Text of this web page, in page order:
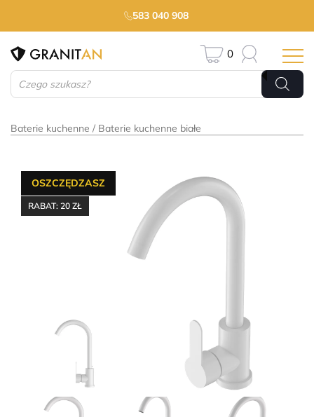
583 040 908
Wyszukiwarka
produktów
0
Baterie kuchenne Baterie kuchenne białe
OSZCZĘDZASZ
RABAT: 20 ZŁ